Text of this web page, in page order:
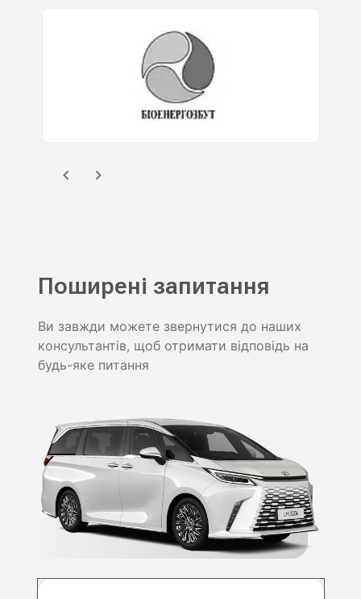
Поширені запитання
Ви завжди можете звернутися до наших
консультантів, щоб отримати відповідь на
будь-яке питання